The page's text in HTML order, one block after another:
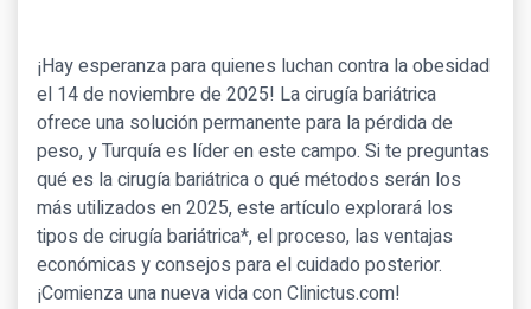
¡Hay esperanza para quienes luchan contra la obesidad
el 14 de noviembre de 2025! La cirugía bariátrica
ofrece una solución permanente para la pérdida de
peso, y Turquía es líder en este campo. Si te preguntas
qué es la cirugía bariátrica o qué métodos serán los
más utilizados en 2025, este artículo explorará los
tipos de cirugía bariátrica*, el proceso, las ventajas
económicas y consejos para el cuidado posterior.
¡Comienza una nueva vida con Clinictus.com!